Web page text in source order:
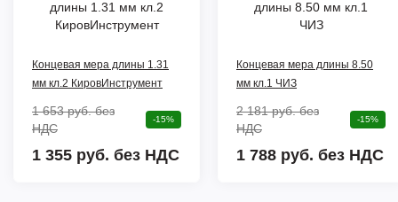
Концевая мера длины 1.31
мм кл.2 КировИнструмент
1 653 руб.без
НДС
-15%
1 355 руб. без НДС
Концевая мера длины 8.50
мм кл.1 ЧИЗ
2 181 руб.без
НДС
-15%
1 788 руб. без НДС